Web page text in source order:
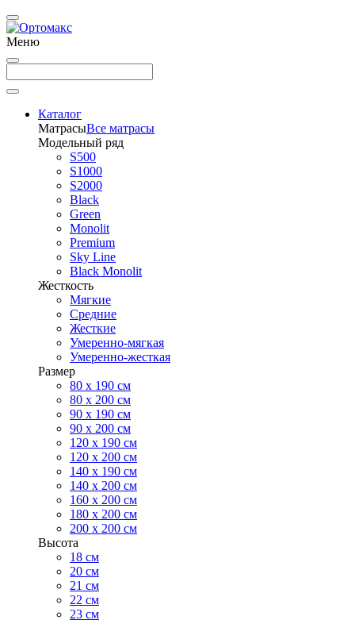
Меню
Каталог
МатрасыВсе матрасы
Модельный ряд
S500
S1000
S2000
Black
Green
Monolit
Premium
Sky Line
Black Monolit
Жесткость
Мягкие
Средние
Жесткие
Умеренно-мягкая
Умеренно-жесткая
Размер
80 х 190 см
80 х 200 см
90 х 190 см
90 х 200 см
120 х 190 см
120 х 200 см
140 х 190 см
140 х 200 см
160 х 200 см
180 х 200 см
200 х 200 см
Высота
18 см
20 см
21 см
22 см
23 см